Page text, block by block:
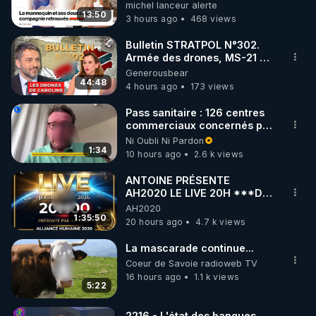
https://www.instagram.com/rdlr_thierrycasasnovas/
http://rgnr.li/instagram
🌱 LA NEWSLETTER
Pour ne pas rater l’actualité RGNR (stages,
http://rgnr.li/news
🌱 VIDÉOS NON CENSURÉES SUR ODYSEE
Toutes les vidéos Youtube sont aussi sur la
http://rgnr.li/odysee
🌱 LES STAGES EN PRÉSENTIEL
http://rgnr.li/stages
13:50
michel lanceur alerte
3 hours ago
468 views
44:48
Bulletin STRATPOL N°302.
Armée des drones, MS-21 en
série, missiles coréens.
07.08.2026.
Generousbear
4 hours ago
173 views
1:34
Pass sanitaire : 126 centres
commerciaux concernés par
l'obligation dans toute la
France
Ni Oubli Ni Pardon
10 hours ago
2.6 k views
1:35:50
ANTOINE PRÉSENTE
AH2020 LE LIVE 20H ***DU
06/08/2026***
AH2020
20 hours ago
4.7 k views
5:22
La mascarade continue...
Coeur de Savoie radioweb TV
16 hours ago
1.1 k views